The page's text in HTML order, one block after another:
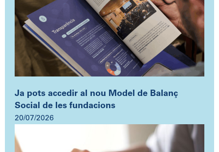
Ja pots accedir al nou Model de Balanç
Social de les fundacions
20/07/2026